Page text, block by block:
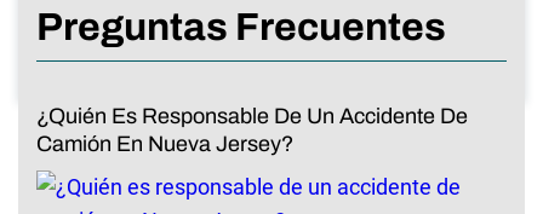
Preguntas Frecuentes
¿Quién Es Responsable De Un Accidente De
Camión En Nueva Jersey?